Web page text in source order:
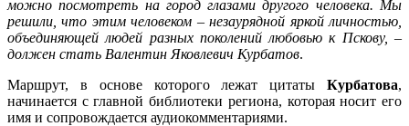
можно посмотреть на город глазами другого человека. Мы
решили, что этим человеком – незаурядной яркой личностью,
объединяющей людей разных поколений любовью к Пскову, –
должен стать Валентин Яковлевич Курбатов.
Маршрут, в основе которого лежат цитаты Курбатова,
начинается с главной библиотеки региона, которая носит его
имя и сопровождается аудиокомментариями.